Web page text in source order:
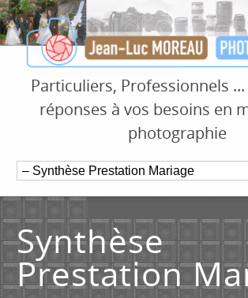
Particuliers, Professionnels
réponses à vos besoins en
photographie
Synthèse
Prestation